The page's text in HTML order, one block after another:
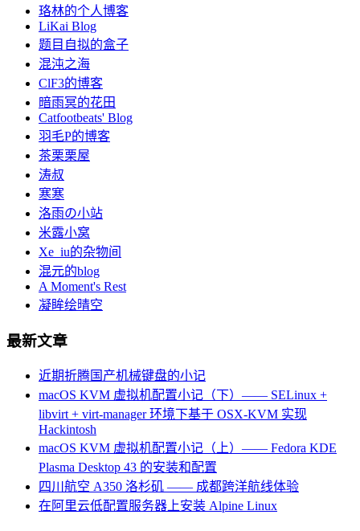
珞林的个人博客
LiKai Blog
题目自拟的盒子
混沌之海
ClF3的博客
暗雨冥的花田
Catfootbeats' Blog
羽毛P的博客
茶栗栗屋
涛叔
寒寒
洛雨の小站
米露小窝
Xe_iu的杂物间
混元的blog
A Moment's Rest
凝眸绘晴空
最新文章
近期折腾国产机械键盘的小记
macOS KVM 虚拟机配置小记（下）—— SELinux +
libvirt + virt-manager 环境下基于 OSX-KVM 实现
Hackintosh
macOS KVM 虚拟机配置小记（上）—— Fedora KDE
Plasma Desktop 43 的安装和配置
四川航空 A350 洛杉矶 —— 成都跨洋航线体验
在阿里云低配置服务器上安装 Alpine Linux